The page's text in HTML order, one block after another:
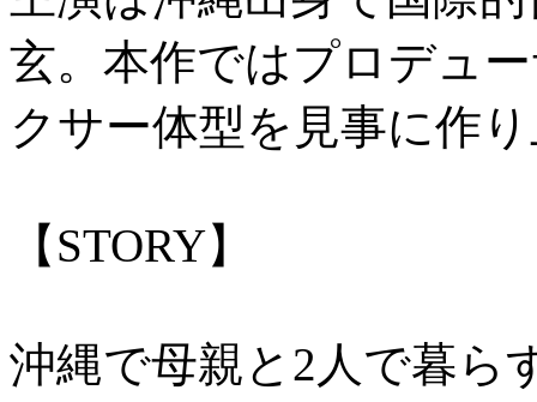
玄。本作ではプロデュ
クサー体型を見事に作
【STORY】
沖縄で母親と2人で暮ら